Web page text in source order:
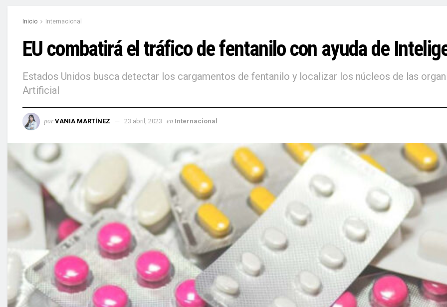
Inicio Internacional
EU combatirá el tráfico de fentanilo con ayuda de
Estados Unidos busca detectar los cargamentos de fentanilo y localizar los núcleos de las
Artificial
por VANIA MARTÍNEZ 23 abril, 2023 en Internacional